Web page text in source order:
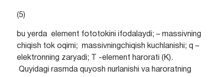
(5)
bu yerda element fototokini ifodalaydi; – massivning
chiqish tok oqimi; massivningchiqish kuchlanishi; q –
elektronning zaryadi; T -element harorati (K).
Quyidagi rasmda quyosh nurlanishi va haroratning